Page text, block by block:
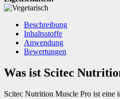
Beschreibung
Inhaltsstoffe
Anwendung
Bewertungen
Was ist Scitec
Scitec Nutrition Muscle Pro ist eine